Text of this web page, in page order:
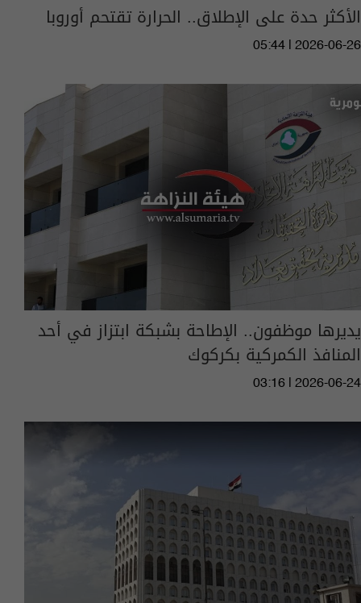
الأكثر حدة على الإطلاق.. الحرارة تقتحم أوروبا
05:44 | 2026-06-26
يديرها موظفون.. الإطاحة بشبكة ابتزاز في أحد
المنافذ الكمركية بكركوك
03:16 | 2026-06-24